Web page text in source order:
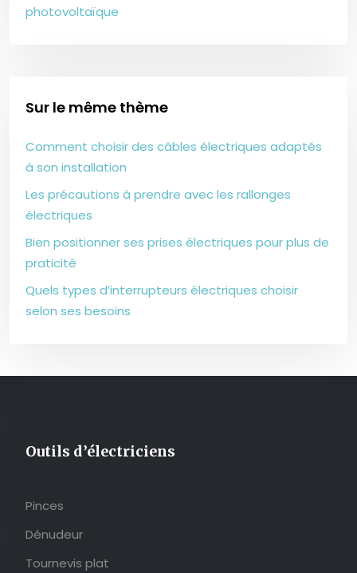
photovoltaïque
Sur le même thème
Comment choisir des câbles électriques adaptés
à son installation
Les précautions à prendre avec les rallonges
électriques
Bien positionner ses prises électriques pour plus de
praticité
Quels types d’interrupteurs électriques choisir
selon ses besoins
Outils d’électriciens
Pinces
Dénudeur
Tournevis plat